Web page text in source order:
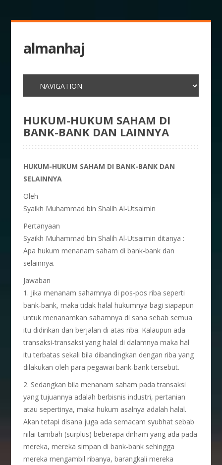
almanhaj
HUKUM-HUKUM SAHAM DI
BANK-BANK DAN LAINNYA
HUKUM-HUKUM SAHAM DI BANK-BANK DAN
SELAINNYA
Oleh
Syaikh Muhammad bin Shalih Al-Utsaimin
Pertanyaan
Syaikh Muhammad bin Shalih Al-Utsaimin ditanya :
Apa hukum menanam saham di bank-bank dan
selainnya.
Jawaban
1. Jika menanam sahamnya di pos-pos riba seperti
bank-bank, maka tidak halal hukumnya bagi siapapun
untuk menanamkan sahamnya di sana sebab semua
itu didirikan dan berjalan di atas riba. Kalaupun ada
transaksi-transaksi yang halal di dalamnya maka hal
itu terbatas sekali bila dibandingkan dengan riba yang
dilakukan oleh para pegawai bank-bank tersebut.
2. Sedangkan bila menanam saham pada transaksi
yang tujuannya adalah berbisnis industri, pertanian
atau sepertinya, maka hukum asalnya adalah halal.
Akan tetapi disana juga ada semacam syubhat sebab
nilai tambah (surplus) beberapa dirham yang ada pada
mereka, mereka simpan di bank-bank sehingga
mereka mengambil ribanya, barangkali mereka